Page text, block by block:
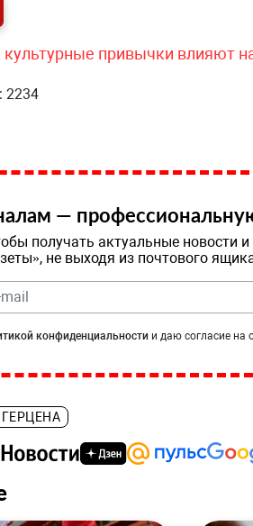
культурные привычки влияют
2234
—
получать актуальные новости
не выходя из почтового
конфиденциальности и даю согласие на